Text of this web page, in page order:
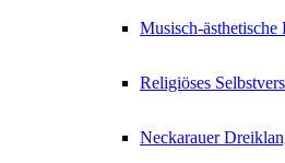
Musisch-ästhetische
Religiöses
Neckarauer